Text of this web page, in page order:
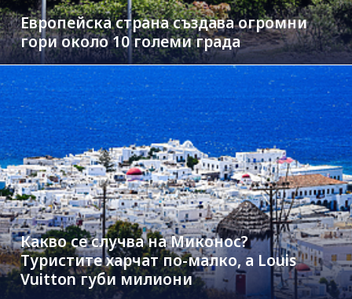
Европейска страна създава огромни
гори около 10 големи града
Какво се случва на Миконос?
Туристите харчат по-малко, а Louis
Vuitton губи милиони